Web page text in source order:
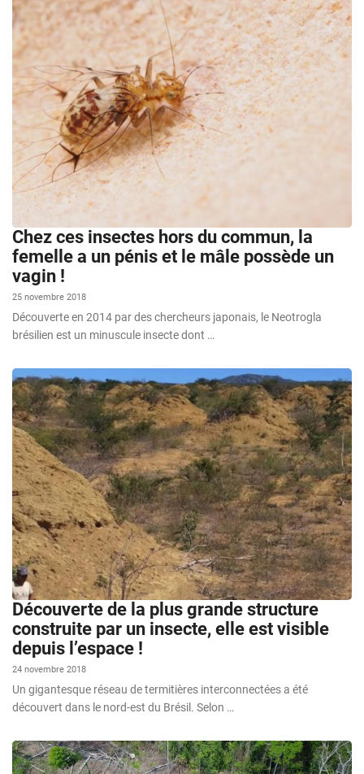
Chez ces insectes hors du commun, la
femelle a un pénis et le mâle possède un
vagin !
25 novembre 2018
Découverte en 2014 par des chercheurs japonais, le Neotrogla
brésilien est un minuscule insecte dont …
Découverte de la plus grande structure
construite par un insecte, elle est visible
depuis l’espace !
24 novembre 2018
Un gigantesque réseau de termitières interconnectées a été
découvert dans le nord-est du Brésil. Selon …